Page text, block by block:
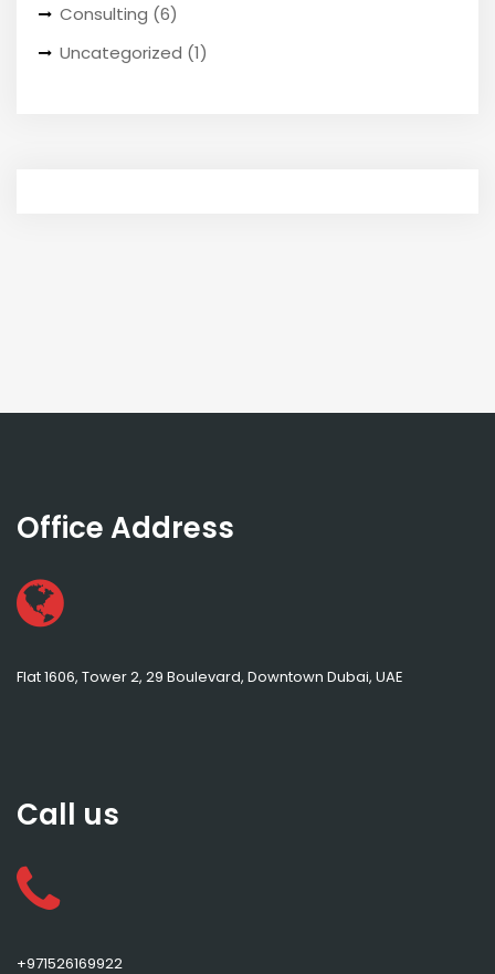
Consulting (6)
Uncategorized (1)
Office Address
Flat 1606, Tower 2, 29 Boulevard, Downtown Dubai, UAE
Call us
+971526169922